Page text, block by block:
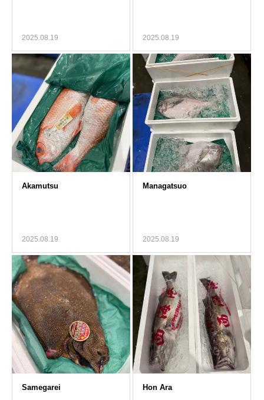
2025.08.19 2025.08.19
2025.08.19 2025.08.19